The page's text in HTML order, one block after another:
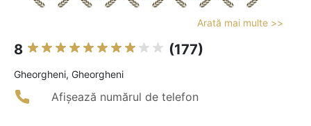
Arată mai multe >>
8 (177)
Gheorgheni, Gheorgheni
Afișează numărul de telefon